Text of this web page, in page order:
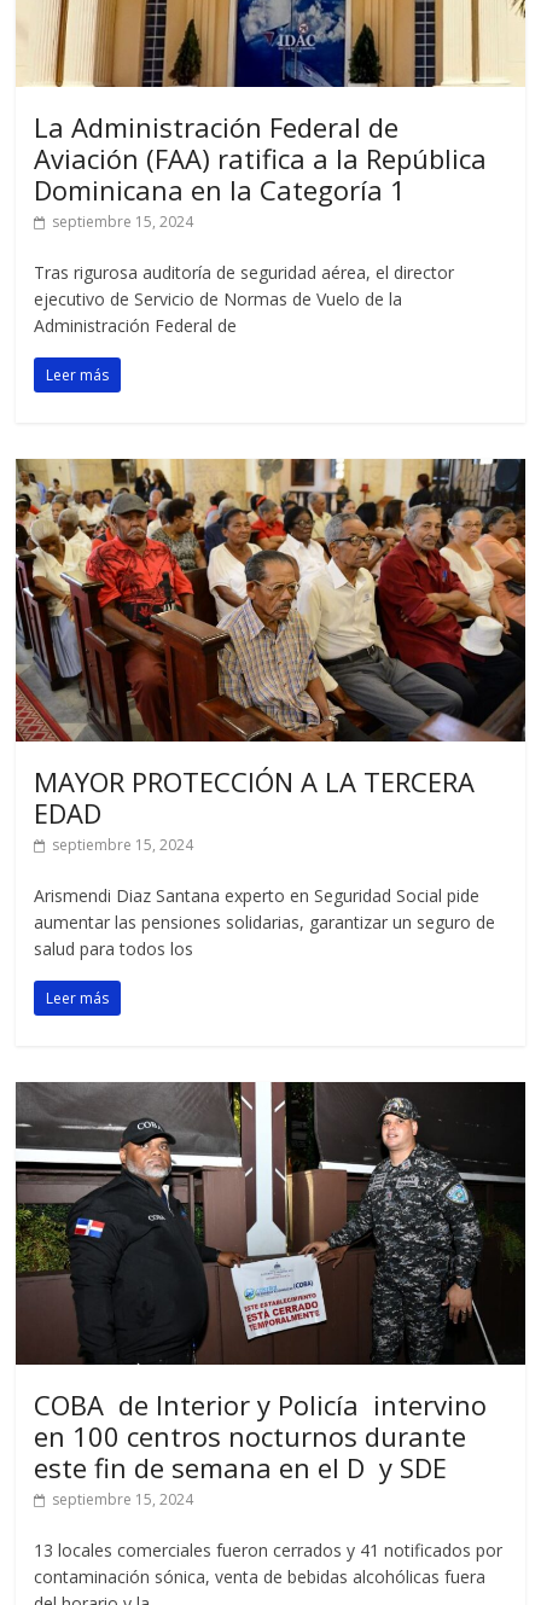
La Administración Federal de
Aviación (FAA) ratifica a la República
Dominicana en la Categoría 1
septiembre 15, 2024
Tras rigurosa auditoría de seguridad aérea, el director
ejecutivo de Servicio de Normas de Vuelo de la
Administración Federal de
Leer más
MAYOR PROTECCIÓN A LA TERCERA
EDAD
septiembre 15, 2024
Arismendi Diaz Santana experto en Seguridad Social pide
aumentar las pensiones solidarias, garantizar un seguro de
salud para todos los
Leer más
COBA de Interior y Policía intervino
en 100 centros nocturnos durante
este fin de semana en el D y SDE
septiembre 15, 2024
13 locales comerciales fueron cerrados y 41 notificados por
contaminación sónica, venta de bebidas alcohólicas fuera